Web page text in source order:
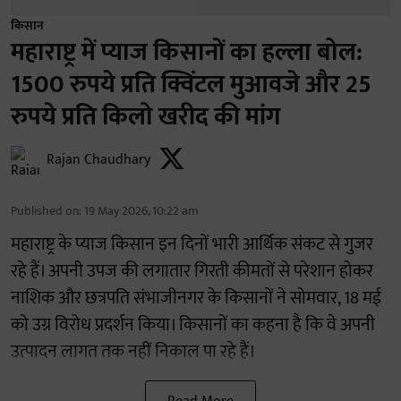
किसान
महाराष्ट्र में प्याज किसानों का हल्ला बोल:
1500 रुपये प्रति क्विंटल मुआवजे और 25
रुपये प्रति किलो खरीद की मांग
Rajan Chaudhary
Published on: 19 May 2026, 10:22 am
महाराष्ट्र के प्याज किसान इन दिनों भारी आर्थिक संकट से गुजर
रहे हैं। अपनी उपज की लगातार गिरती कीमतों से परेशान होकर
नाशिक और छत्रपति संभाजीनगर के किसानों ने सोमवार, 18 मई
को उग्र विरोध प्रदर्शन किया। किसानों का कहना है कि वे अपनी
उत्पादन लागत तक नहीं निकाल पा रहे हैं।